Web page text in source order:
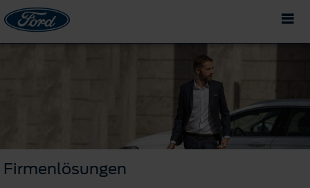
Firmenlösungen